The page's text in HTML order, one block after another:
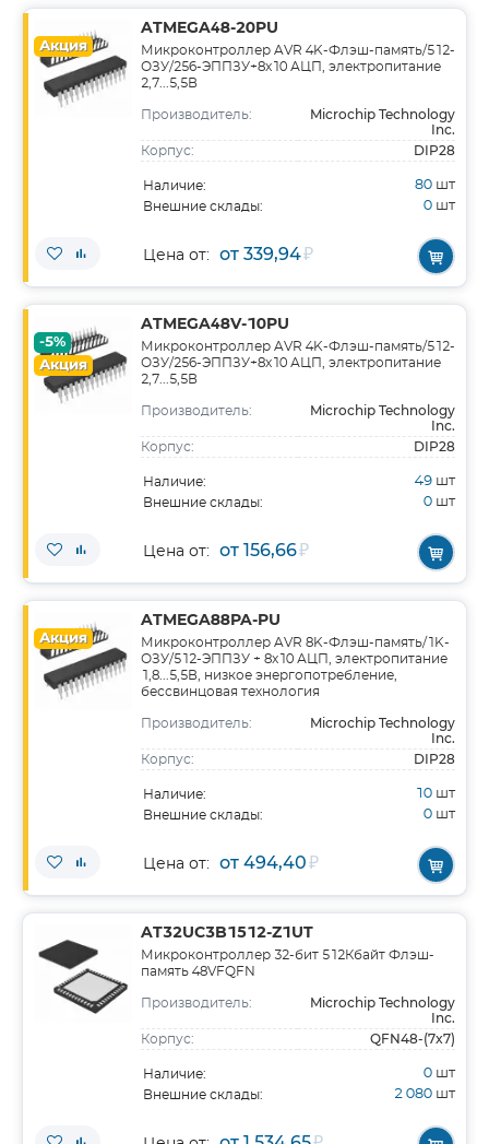
Акция
ATMEGA48-20PU
Микроконтроллер AVR 4K-Флэш-память/512-
ОЗУ/256-ЭППЗУ+8x10 АЦП, электропитание
2,7...5,5В
Производитель:
Microchip Technology
Inc.
Корпус: DIP28
Наличие: 80 шт
Внешние склады: 0 шт
Цена от: от 339,94₽
-5%
Акция
ATMEGA48V-10PU
Микроконтроллер AVR 4K-Флэш-память/512-
ОЗУ/256-ЭППЗУ+8x10 АЦП, электропитание
2,7...5,5В
Производитель:
Microchip Technology
Inc.
Корпус: DIP28
Наличие: 49 шт
Внешние склады: 0 шт
Цена от: от 156,66₽
Акция
ATMEGA88PA-PU
Микроконтроллер AVR 8K-Флэш-память/1K-
ОЗУ/512-ЭППЗУ + 8x10 АЦП, электропитание
1,8...5,5В, низкое энергопотребление,
бессвинцовая технология
Производитель:
Microchip Technology
Inc.
Корпус: DIP28
Наличие: 10 шт
Внешние склады: 0 шт
Цена от: от 494,40₽
AT32UC3B1512-Z1UT
Микроконтроллер 32-бит 512Кбайт Флэш-
память 48VFQFN
Производитель:
Microchip Technology
Inc.
Корпус: QFN48-(7x7)
Наличие: 0 шт
Внешние склады: 2 080 шт